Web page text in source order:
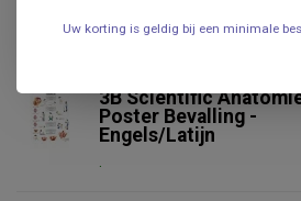
3B Scientific
Poster Bevalling -
Engels/Latijn
.
Uw korting is geldig bij een minimale